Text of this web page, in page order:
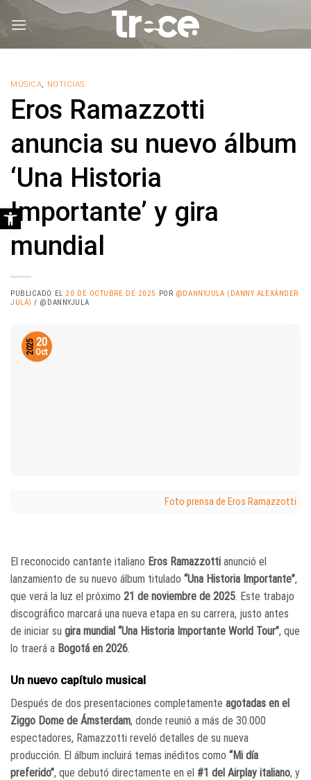
MÚSICA, NOTICIAS
Eros Ramazzotti
anuncia su nuevo álbum
‘Una Historia
Importante’ y gira
mundial
PUBLICADO EL 20 DE OCTUBRE DE 2025 POR @DANNYJULA (DANNY ALEXÁNDER
JULA) / @DANNYJULA
Foto prensa de Eros Ramazzotti
20
Oct
2025
El reconocido cantante italiano Eros Ramazzotti anunció el
lanzamiento de su nuevo álbum titulado “Una Historia Importante”,
que verá la luz el próximo 21 de noviembre de 2025. Este trabajo
discográfico marcará una nueva etapa en su carrera, justo antes
de iniciar su gira mundial “Una Historia Importante World Tour”, que
lo traerá a Bogotá en 2026.
Un nuevo capítulo musical
Después de dos presentaciones completamente agotadas en el
Ziggo Dome de Ámsterdam, donde reunió a más de 30.000
espectadores, Ramazzotti reveló detalles de su nueva
producción. El álbum incluirá temas inéditos como “Mi día
preferido”, que debutó directamente en el #1 del Airplay italiano, y
Abrir barra de herramientas